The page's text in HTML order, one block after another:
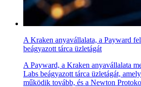
A Kraken anyavállalata, a Payward
beágyazott tárca üzletágát
A Payward, a Kraken anyavállalata
Labs beágyazott tárca üzletágát,
működik tovább, és a Newton